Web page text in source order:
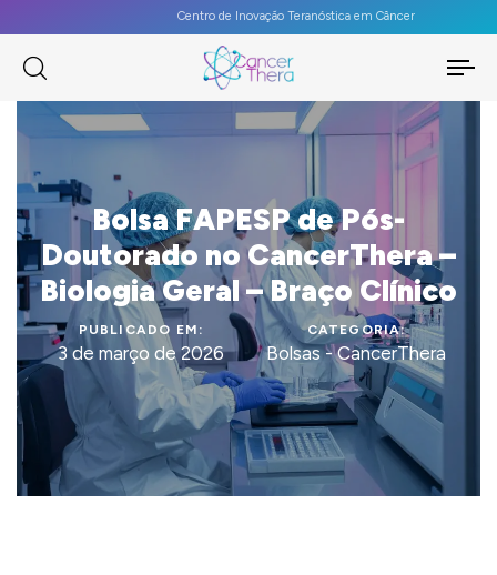
Centro de Inovação Teranóstica em Câncer
Bolsa FAPESP de Pós-
Doutorado no CancerThera –
Biologia Geral – Braço Clínico
PUBLICADO EM:
3 de março de 2026
CATEGORIA:
Bolsas - CancerThera